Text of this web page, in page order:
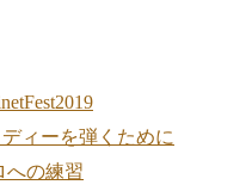
ィーを弾くために
への練習